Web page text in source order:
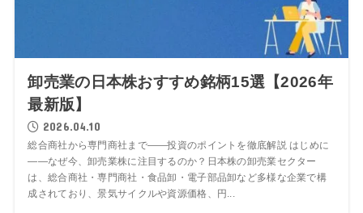
卸売業の日本株おすすめ銘柄15選【2026年
最新版】
2026.04.10
総合商社から専門商社まで——投資のポイントを徹底解説 はじめに
——なぜ今、卸売業株に注目するのか？日本株の卸売業セクター
は、総合商社・専門商社・食品卸・電子部品卸など多様な企業で構
成されており、景気サイクルや資源価格、円...